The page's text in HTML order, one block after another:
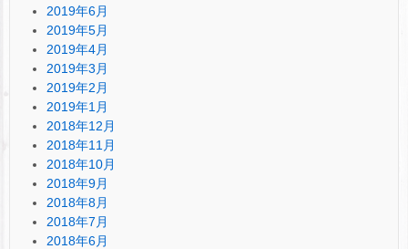
2019年6月
2019年5月
2019年4月
2019年3月
2019年2月
2019年1月
2018年12月
2018年11月
2018年10月
2018年9月
2018年8月
2018年7月
2018年6月